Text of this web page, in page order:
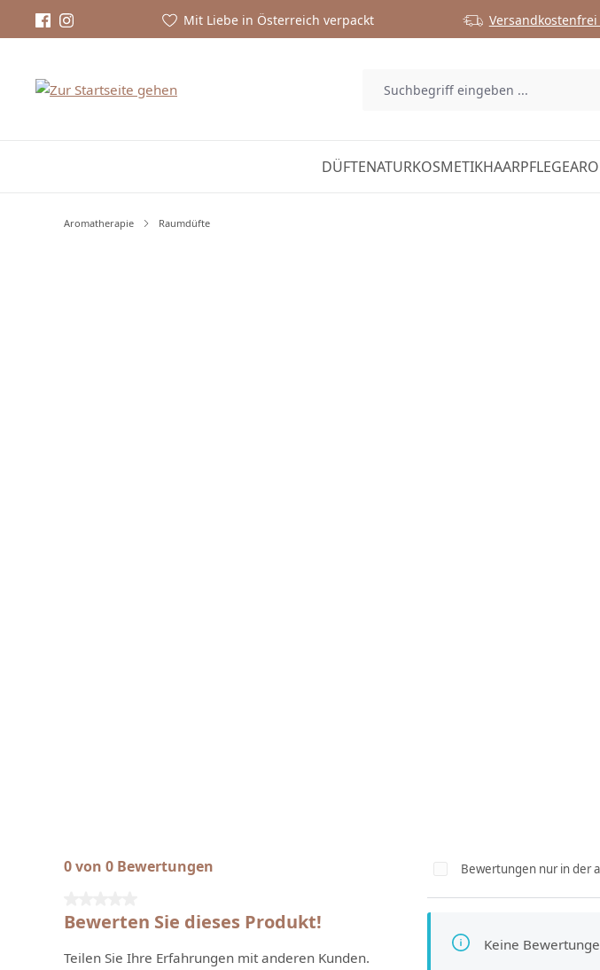
Mit Liebe in Österreich verpackt
DÜFTENATURKOSMETIKHAARPFLEGE
Aromatherapie Raumdüfte
0 von 0 Bewertungen
Bewerten Sie dieses Produkt!
Teilen Sie Ihre Erfahrungen mit anderen Kunden.
Bewertungen nur in der
Keine